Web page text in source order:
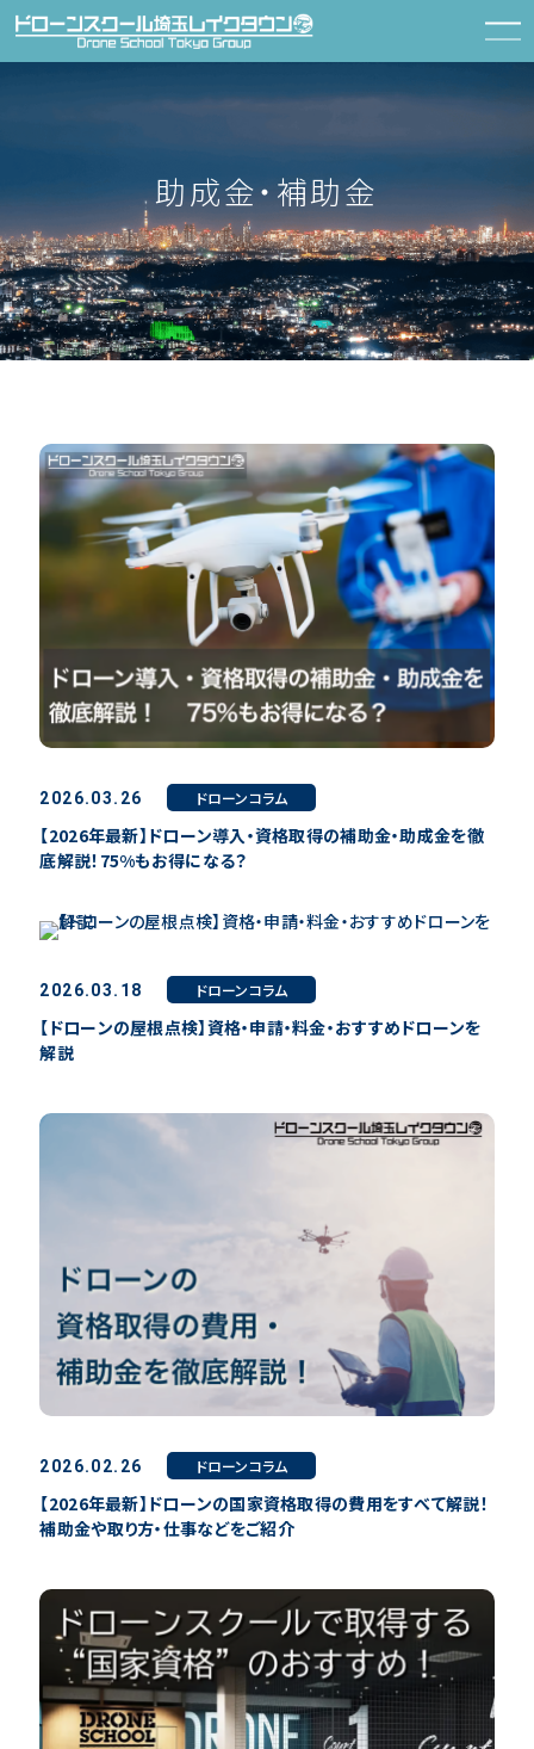
助成金・補助金
2026.03.26 ドローンコラム
【2026年最新】ドローン導入・資格取得の補助金・助成金を徹
底解説！75%もお得になる？
2026.03.18 ドローンコラム
【ドローンの屋根点検】資格・申請・料金・おすすめドローンを
解説
2026.02.26 ドローンコラム
【2026年最新】ドローンの国家資格取得の費用をすべて解説！
補助金や取り方・仕事などをご紹介